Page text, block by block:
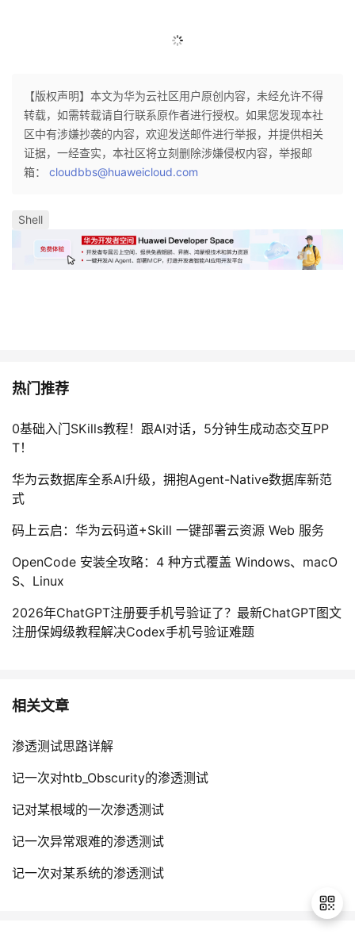
【版权声明】本文为华为云社区用户原创内容，未经允许不得
转载，如需转载请自行联系原作者进行授权。如果您发现本社
区中有涉嫌抄袭的内容，欢迎发送邮件进行举报，并提供相关
证据，一经查实，本社区将立刻删除涉嫌侵权内容，举报邮
箱： cloudbbs@huaweicloud.com
Shell
热门推荐
0基础入门SKills教程！跟AI对话，5分钟生成动态交互PP
T！
华为云数据库全系AI升级，拥抱Agent-Native数据库新范
式
码上云启：华为云码道+Skill 一键部署云资源 Web 服务
OpenCode 安装全攻略：4 种方式覆盖 Windows、macO
S、Linux
2026年ChatGPT注册要手机号验证了？最新ChatGPT图文
注册保姆级教程解决Codex手机号验证难题
相关文章
渗透测试思路详解
记一次对htb_Obscurity的渗透测试
记对某根域的一次渗透测试
记一次异常艰难的渗透测试
记一次对某系统的渗透测试